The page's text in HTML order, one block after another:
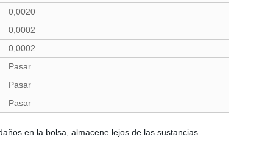
0,0020
0,0002
0,0002
Pasar
Pasar
Pasar
en la bolsa, almacene lejos de las sustancias